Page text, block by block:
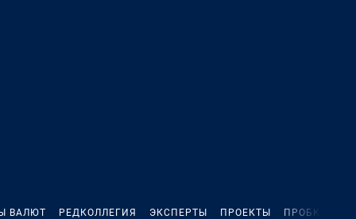
ВАЛЮТ РЕДКОЛЛЕГИЯ ЭКСПЕРТЫ ПРОЕКТЫ ПРОБКИ